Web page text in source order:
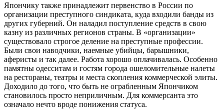
Япончику также принадлежит первенство в России по
организации преступного синдиката, куда входили банды из
других губерний. Он наладил поступление средств в свою
казну из различных регионов страны. В «организации»
существовало строгое деление на преступные профессии.
Были свои наводчики, наемные убийцы, барышники,
аферисты и так далее. Работа хорошо оплачивалась. Особенно
памятны одесситам и гостям города ошеломительные налеты
на рестораны, театры и места скопления коммерческой элиты.
Доходило до того, что быть не ограбленным Япончиком
становилось просто неприличным. Для коммерсанта это
означало нечто вроде понижения статуса.